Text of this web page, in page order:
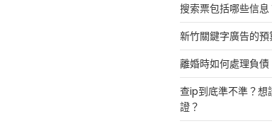
搜索票包括哪些信息
新竹關鍵字廣告的預
離婚時如何處理負
查ip到底準不準？想
證？